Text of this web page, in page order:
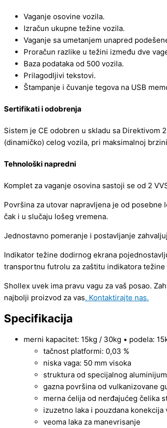
Vaganje osovine vozila.
Izračun ukupne težine vozila.
Vaganje sa umetanjem unapred
Proračun razlike u težini između dve
Baza podataka od 500 vozila.
Prilagodljivi tekstovi.
Štampanje i čuvanje tegova na USB
Sertifikati i odobrenja
Sistem je CE odobren u skladu sa Direktivom
(dinamičko) celog vozila, pri maksimalnoj
Tehnološki napredni
Komplet za vaganje osovina sastoji se od 2
Površina za utovar napravljena je od
čak i u slučaju lošeg vremena.
Jednostavno pomeranje i postavljanje
Indikator težine dodirnog ekrana
transportnu futrolu za zaštitu indikatora
Shollex uvek ima pravu vagu za vaš posao.
najbolji proizvod za vas. Kontaktirajte nas.
Specifikacija
merni kapacitet: 15kg / 30kg • podela:
tačnost platformi: 0,03 %
niska vaga: 50 mm visoka
struktura od specijalnog
gazna površina od vulkanizovane
merna ćelija od nerđajućeg čelika
izuzetno laka i pouzdana
veoma laka za manevrisanje